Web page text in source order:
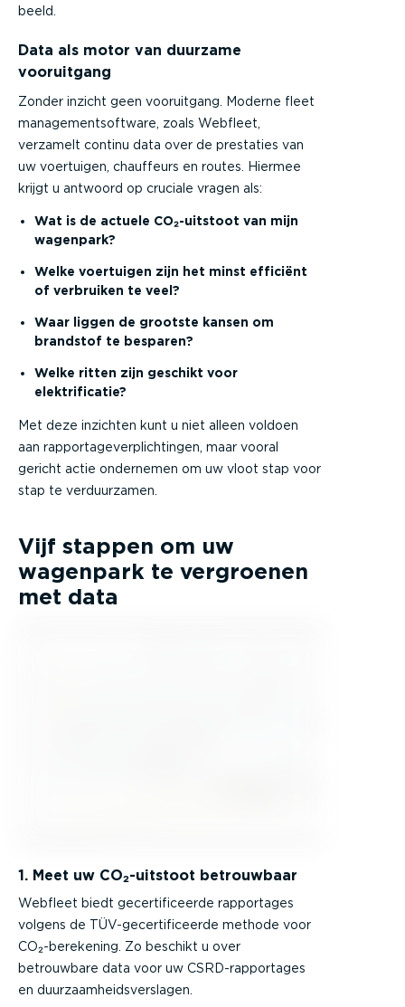
beeld.
Data als motor van duurzame
vooruitgang
Zonder inzicht geen vooruitgang. Moderne fleet
managementsoftware, zoals Webfleet,
verzamelt continu data over de prestaties van
uw voertuigen, chauffeurs en routes. Hiermee
krijgt u antwoord op cruciale vragen als:
Wat is de actuele CO₂-uitstoot van mijn
wagenpark?
Welke voertuigen zijn het minst efficiënt
of verbruiken te veel?
Waar liggen de grootste kansen om
brandstof te besparen?
Welke ritten zijn geschikt voor
elektrificatie?
Met deze inzichten kunt u niet alleen voldoen
aan rapportageverplichtingen, maar vooral
gericht actie ondernemen om uw vloot stap voor
stap te verduurzamen.
Vijf stappen om uw
wagenpark te vergroenen
met data
1. Meet uw CO₂-uitstoot betrouwbaar
Webfleet biedt gecertificeerde rapportages
volgens de TÜV-gecertificeerde methode voor
CO₂-berekening. Zo beschikt u over
betrouwbare data voor uw CSRD-rapportages
en duurzaamheidsverslagen.